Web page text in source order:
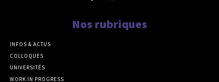
Nos rubriques
INFOS & ACTUS
COLLOQUES
UNIVERSITÉS
WORK IN PROGRESS